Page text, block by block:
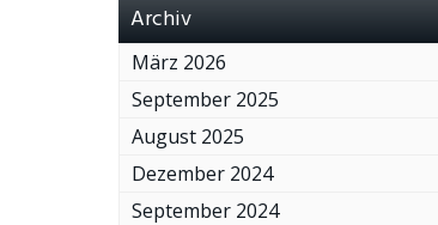
Archiv
März 2026
September 2025
August 2025
Dezember 2024
September 2024